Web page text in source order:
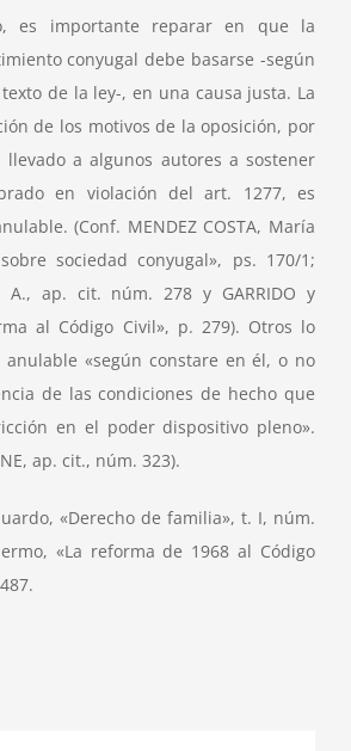
es importante reparar en que la
conyugal debe basarse -según
de la ley-, en una causa justa. La
de los motivos de la oposición, por
a algunos autores a sostener
en violación del art. 1277, es
(Conf. MENDEZ COSTA, María
sociedad conyugal», ps. 170/1;
A., ap. cit. núm. 278 y GARRIDO y
al Código Civil», p. 279). Otros lo
«según constare en él, o no
de las condiciones de hecho que
en el poder dispositivo pleno».
ap. cit., núm. 323).
«Derecho de familia», t. I, núm.
«La reforma de 1968 al Código